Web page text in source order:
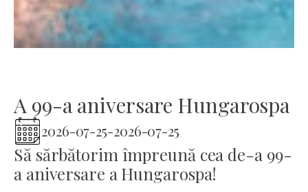
A 99-a aniversare Hungarospa
2026-07-25-2026-07-25
Să sărbătorim împreună cea de-a 99-
a aniversare a Hungarospa!